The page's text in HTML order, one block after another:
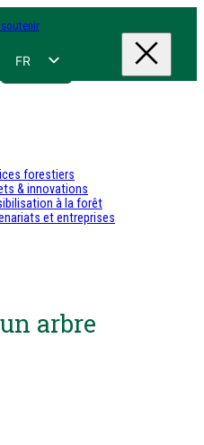
FR
DEforestiers
& innovations
à la forêt
et entreprises
arbre